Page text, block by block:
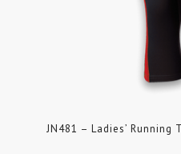
JN481 – Ladies’